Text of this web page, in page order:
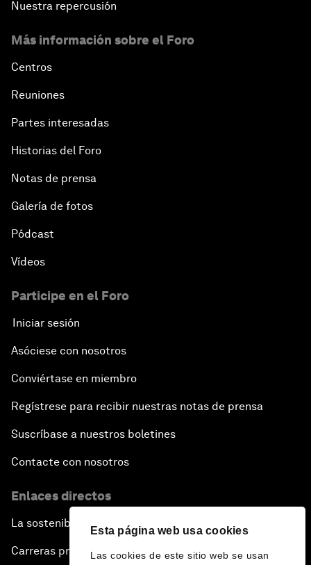
Esta página web usa cookies
Las cookies de este sitio web se usan
Nuestra repercusión
Más información sobre el Foro
Centros
Reuniones
Partes interesadas
Historias del Foro
Notas de prensa
Galería de fotos
Pódcast
Vídeos
Participe en el Foro
Iniciar sesión
Asóciese con nosotros
Conviértase en miembro
Regístrese para recibir nuestras notas de prensa
Suscríbase a nuestros boletines
Contacte con nosotros
Enlaces directos
La sostenibilidad en el Foro
Carreras profesionales